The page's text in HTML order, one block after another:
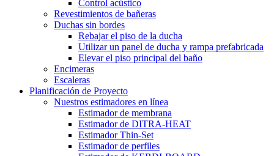
Control acústico
Revestimientos de bañeras
Duchas sin bordes
Rebajar el piso de la ducha
Utilizar un panel de ducha y rampa prefabricada
Elevar el piso principal del baño
Encimeras
Escaleras
Planificación de Proyecto
Nuestros estimadores en línea
Estimador de membrana
Estimador de DITRA-HEAT
Estimador Thin-Set
Estimador de perfiles